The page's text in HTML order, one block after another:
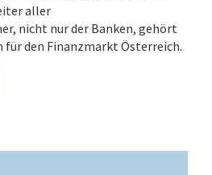
aller
nicht nur der Banken, gehört
den Finanzmarkt Österreich.